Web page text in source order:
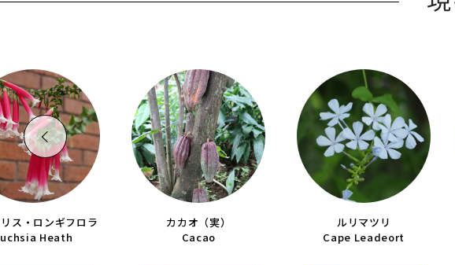
ス・ロンギフロラ
Heath
カカオ（実）
Cacao
ルリマツリ
Cape Leadeort